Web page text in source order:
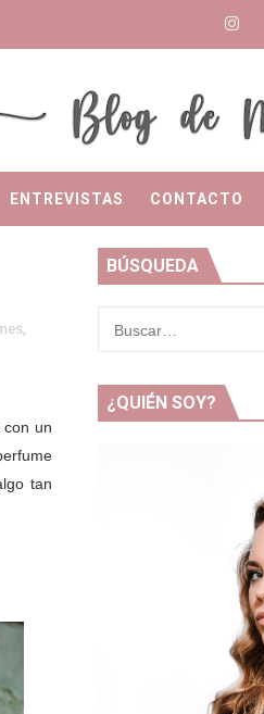
ENTREVISTAS CONTACTO
,
con un
tan
BÚSQUEDA
¿QUIÉN SOY?